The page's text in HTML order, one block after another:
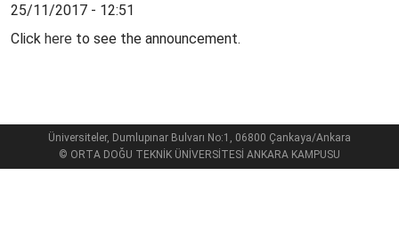
25/11/2017 - 12:51
Click here to see the announcement.
Üniversiteler, Dumlupınar Bulvarı No:1, 06800 Çankaya/Ankara
© ORTA DOĞU TEKNİK ÜNİVERSİTESİ ANKARA KAMPUSU